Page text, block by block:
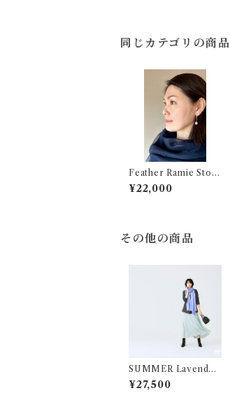
同じカテゴリの商品
Feather Ramie Stole
〈Midnight Blue〉
¥22,000
その他の商品
SUMMER Lavender
Blue
¥27,500